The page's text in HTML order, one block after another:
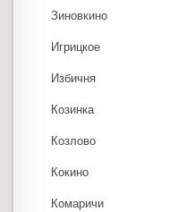
Зиновкино
Игрицкое
Избичня
Козинка
Козлово
Кокино
Комаричи